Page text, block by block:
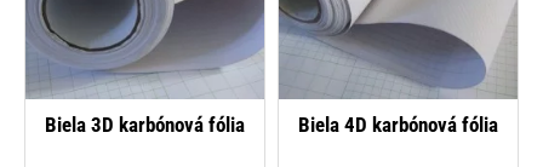
NAJPREDÁVANEJŠIE
Biela 3D karbónová fólia NAJPREDÁVANEJŠIE
Biela 4D karbónová fólia